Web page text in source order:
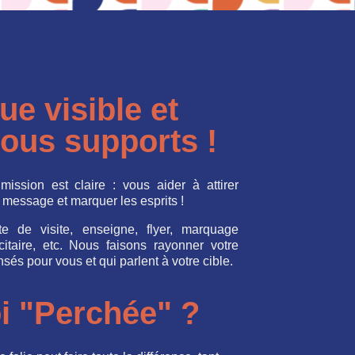
visible et
supports !
est claire : vous aider à attirer
et marquer les esprits !
de visite, enseigne, flyer, marquage
etc. Nous faisons rayonner votre
pour vous et qui parlent à votre cible.
"Perchée" ?